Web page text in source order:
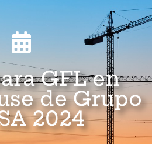
GFL en
de Grupo
2024